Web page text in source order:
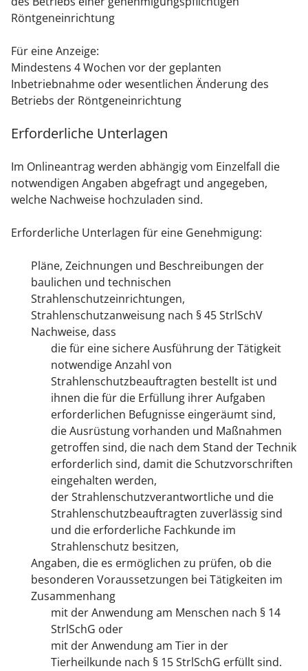
Röntgeneinrichtung
Für eine Anzeige:
Mindestens 4 Wochen vor der geplanten
Inbetriebnahme oder wesentlichen Änderung des
Betriebs der Röntgeneinrichtung
Erforderliche Unterlagen
Im Onlineantrag werden abhängig vom Einzelfall die
notwendigen Angaben abgefragt und angegeben,
welche Nachweise hochzuladen sind.
Erforderliche Unterlagen für eine Genehmigung:
Pläne, Zeichnungen und Beschreibungen der
baulichen und technischen
Strahlenschutzeinrichtungen,
Strahlenschutzanweisung nach § 45 StrlSchV
Nachweise, dass
die für eine sichere Ausführung der Tätigkeit
notwendige Anzahl von
Strahlenschutzbeauftragten bestellt ist und
ihnen die für die Erfüllung ihrer Aufgaben
erforderlichen Befugnisse eingeräumt sind,
die Ausrüstung vorhanden und Maßnahmen
getroffen sind, die nach dem Stand der Technik
erforderlich sind, damit die Schutzvorschriften
eingehalten werden,
der Strahlenschutzverantwortliche und die
Strahlenschutzbeauftragten zuverlässig sind
und die erforderliche Fachkunde im
Strahlenschutz besitzen,
Angaben, die es ermöglichen zu prüfen, ob die
besonderen Voraussetzungen bei Tätigkeiten im
Zusammenhang
mit der Anwendung am Menschen nach § 14
StrlSchG oder
mit der Anwendung am Tier in der
Tierheilkunde nach § 15 StrlSchG erfüllt sind.